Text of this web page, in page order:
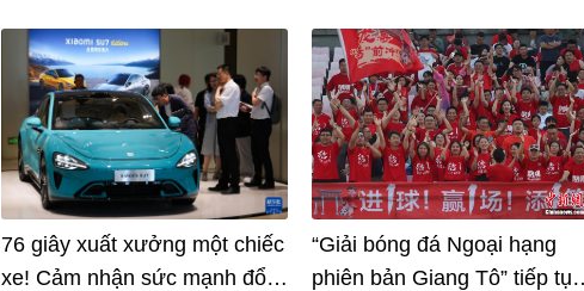
76 giây xuất xưởng một chiếc
xe! Cảm nhận sức mạnh đổi
“Giải bóng đá Ngoại hạng
phiên bản Giang Tô” tiếp tục